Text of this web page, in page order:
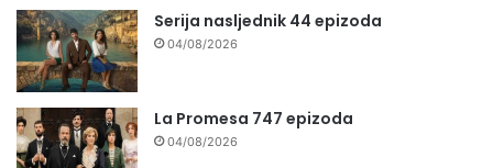
Serija nasljednik 44 epizoda
04/08/2026
La Promesa 747 epizoda
04/08/2026